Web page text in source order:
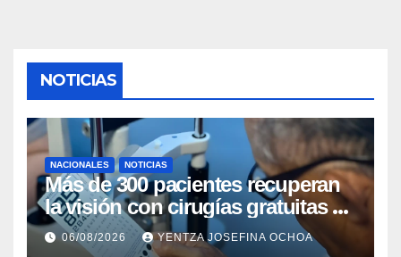
NOTICIAS
NACIONALES NOTICIAS
Más de 300 pacientes recuperan
la visión con cirugías gratuitas de
cataratas en Zulia
06/08/2026 YENTZA JOSEFINA OCHOA